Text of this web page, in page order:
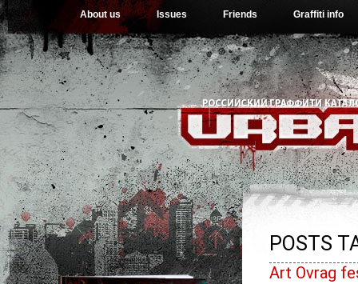
About us Issues Friends Graffiti info
POSTS
Art Ovrag